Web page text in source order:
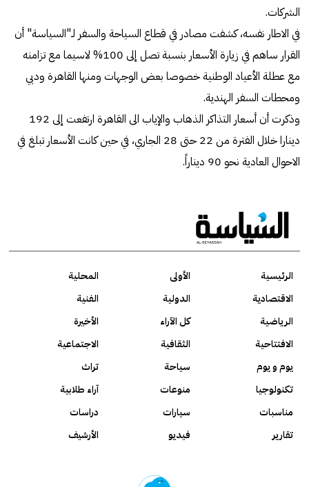
الشركات.
في الاطار نفسه، كشفت مصادر في قطاع السياحة والسفر لـ"السياسة" أن
القرار ساهم في زيارة الأسعار بنسبة تصل إلى 100% لاسيما مع تزامنه
مع عطلة الأعياد الوطنية خصوصا بعض الوجهات ومنها القاهرة ودبي
ومحطات السفر الهندية.
وذكرت أن أسعار التذاكر الذهاب والإياب الى القاهرة ارتفعت إلى 192
دينارا خلال الفترة من 22 حتى 28 الجاري، في حين كانت الأسعار تبلغ في
الاحوال العادية نحو 90 ديناراً.
الرئيسية الأولى
المحلية
الاقتصادية
الدولية
الفنية
الرياضية
كل الآراء
الأخيرة
الافتتاحية
الثقافية
الاجتماعية
يوم و يوم
سياحة
تراث
تكنولوجيا
منوعات
آراء طلابية
مناسبات
سيارات
دراسات
تقارير
فيديو الأرشيف